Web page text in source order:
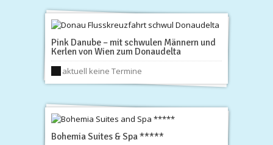
Pink Danube – mit schwulen Männern und
Kerlen von Wien zum Donaudelta
aktuell keine Termine
Bohemia Suites & Spa *****